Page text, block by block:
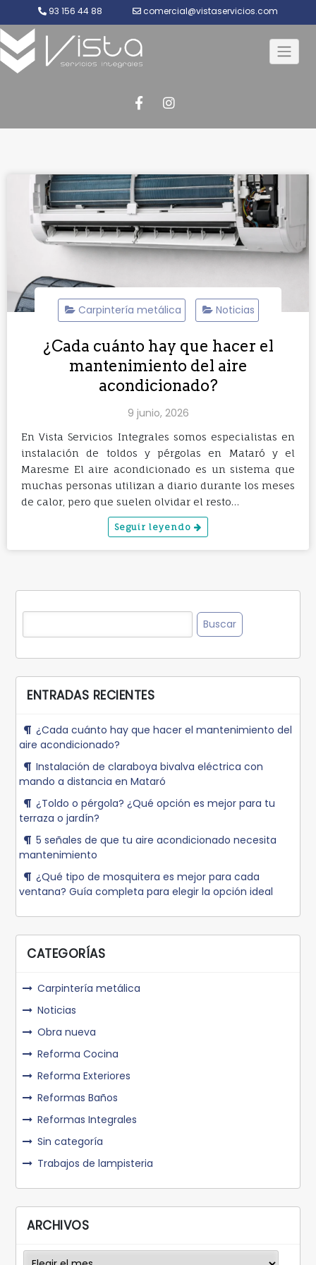
93 156 44 88 comercial@vistaservicios.com
Saltar
al
contenido
Carpintería metálica Noticias
¿Cada cuánto hay que hacer el
mantenimiento del aire
acondicionado?
9 junio, 2026
En Vista Servicios Integrales somos especialistas en
instalación de toldos y pérgolas en Mataró y el
Maresme El aire acondicionado es un sistema que
muchas personas utilizan a diario durante los meses
de calor, pero que suelen olvidar el resto…
Seguir leyendo
Buscar:
ENTRADAS RECIENTES
¿Cada cuánto hay que hacer el mantenimiento del
aire acondicionado?
Instalación de claraboya bivalva eléctrica con
mando a distancia en Mataró
¿Toldo o pérgola? ¿Qué opción es mejor para tu
terraza o jardín?
5 señales de que tu aire acondicionado necesita
mantenimiento
¿Qué tipo de mosquitera es mejor para cada
ventana? Guía completa para elegir la opción ideal
CATEGORÍAS
Carpintería metálica
Noticias
Obra nueva
Reforma Cocina
Reforma Exteriores
Reformas Baños
Reformas Integrales
Sin categoría
Trabajos de lampisteria
ARCHIVOS
Archivos